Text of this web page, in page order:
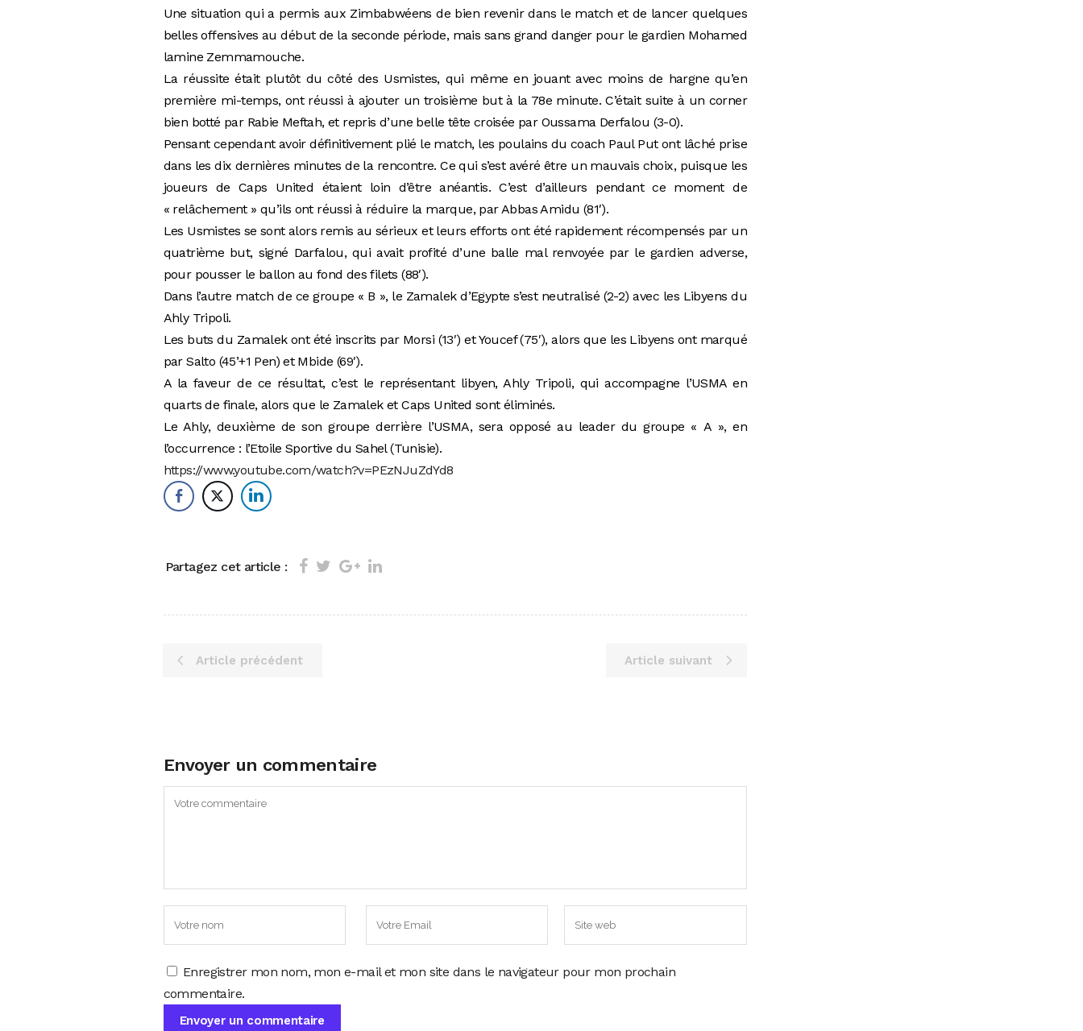
Une situation qui a permis aux Zimbabwéens de bien revenir dans le match et de lancer quelques
belles offensives au début de la seconde période, mais sans grand danger pour le gardien Mohamed
lamine Zemmamouche.
La réussite était plutôt du côté des Usmistes, qui même en jouant avec moins de hargne qu’en
première mi-temps, ont réussi à ajouter un troisième but à la 78e minute. C’était suite à un corner
bien botté par Rabie Meftah, et repris d’une belle tête croisée par Oussama Derfalou (3-0).
Pensant cependant avoir définitivement plié le match, les poulains du coach Paul Put ont lâché prise
dans les dix dernières minutes de la rencontre. Ce qui s’est avéré être un mauvais choix, puisque les
joueurs de Caps United étaient loin d’être anéantis. C’est d’ailleurs pendant ce moment de
« relâchement » qu’ils ont réussi à réduire la marque, par Abbas Amidu (81′).
Les Usmistes se sont alors remis au sérieux et leurs efforts ont été rapidement récompensés par un
quatrième but, signé Darfalou, qui avait profité d’une balle mal renvoyée par le gardien adverse,
pour pousser le ballon au fond des filets (88′).
Dans l’autre match de ce groupe « B », le Zamalek d’Egypte s’est neutralisé (2-2) avec les Libyens du
Ahly Tripoli.
Les buts du Zamalek ont été inscrits par Morsi (13′) et Youcef (75′), alors que les Libyens ont marqué
par Salto (45’+1 Pen) et Mbide (69′).
A la faveur de ce résultat, c’est le représentant libyen, Ahly Tripoli, qui accompagne l’USMA en
quarts de finale, alors que le Zamalek et Caps United sont éliminés.
Le Ahly, deuxième de son groupe derrière l’USMA, sera opposé au leader du groupe « A », en
l’occurrence : l’Etoile Sportive du Sahel (Tunisie).
https://www.youtube.com/watch?v=PEzNJuZdYd8
Partagez cet article :
Article précédent Article suivant
Envoyer un commentaire
Enregistrer mon nom, mon e-mail et mon site dans le navigateur pour mon prochain
commentaire.